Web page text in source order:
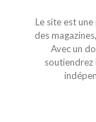
Le site est
des
Avec un
soutiendrez